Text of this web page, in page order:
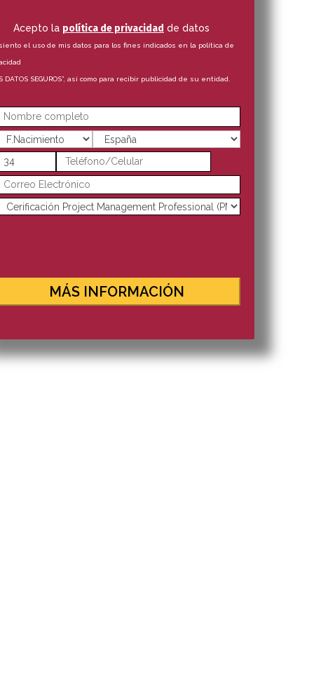
Acepto la política de privacidad de datos
el uso de mis datos para los fines indicados en la política de
DATOS SEGUROS”, así como para recibir publicidad de su entidad.